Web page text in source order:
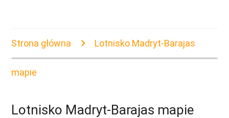
Strona główna Lotnisko Madryt-Barajas
mapie
Lotnisko Madryt-Barajas mapie